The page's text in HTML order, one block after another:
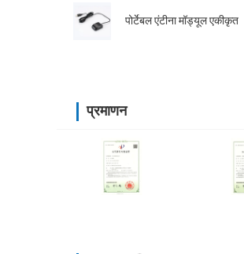
पोर्टेबल एंटीना मॉड्यूल एकीकृत
प्रमाणन